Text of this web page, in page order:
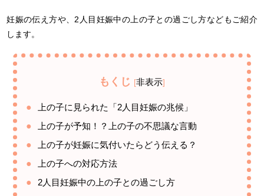
妊娠の伝え方や、2人目妊娠中の上の子との過ごし方などもご紹介
します。
もくじ [非表示]
上の子に見られた「2人目妊娠の兆候」
上の子が予知！？上の子の不思議な言動
上の子が妊娠に気付いたらどう伝える？
上の子への対応方法
2人目妊娠中の上の子との過ごし方